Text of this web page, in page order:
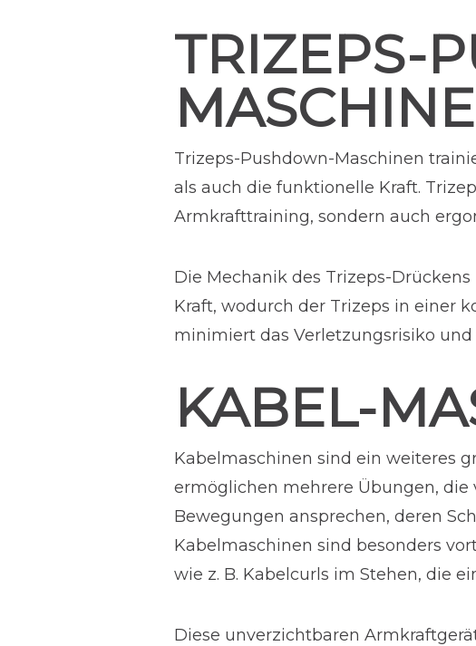
TRIZEPS-
MASCHINE
Trizeps-Pushdown-Maschinen
als auch die funktionelle Kraft.
Armkrafttraining, sondern auch
Die Mechanik des Trizeps-
Kraft, wodurch der Trizeps in einer
minimiert das Verletzungsrisiko
KABEL-
Kabelmaschinen sind ein weiteres
ermöglichen mehrere Übungen,
Bewegungen ansprechen, deren
Kabelmaschinen sind besonders
wie z. B. Kabelcurls im Stehen, die
Diese unverzichtbaren